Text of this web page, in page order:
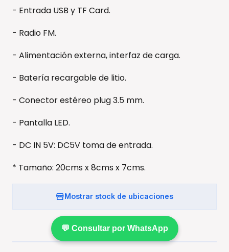
- Entrada USB y TF Card.
- Radio FM.
- Alimentación externa, interfaz de carga.
- Batería recargable de litio.
- Conector estéreo plug 3.5 mm.
- Pantalla LED.
- DC IN 5V: DC5V toma de entrada.
* Tamaño: 20cms x 8cms x 7cms.
Mostrar stock de ubicaciones
💬 Consultar por WhatsApp